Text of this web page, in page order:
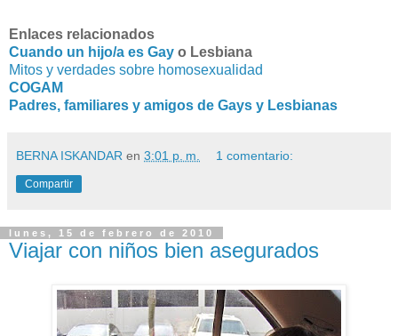
Enlaces relacionados
Cuando un hijo/a es Gay o Lesbiana
Mitos y verdades sobre homosexualidad
COGAM
Padres, familiares y amigos de Gays y Lesbianas
BERNA ISKANDAR en 3:01 p. m. 1 comentario:
Compartir
lunes, 15 de febrero de 2010
Viajar con niños bien asegurados